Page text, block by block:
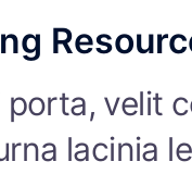
porta, velit
lacinia